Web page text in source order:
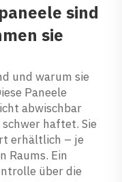
sind
sie
und warum sie
Paneele
abwischbar
haftet. Sie
erhältlich – je
Raums. Ein
über die